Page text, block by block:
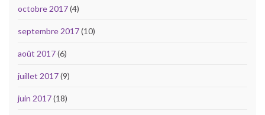
octobre 2017(4)
septembre 2017(10)
août 2017(6)
juillet 2017(9)
juin 2017(18)